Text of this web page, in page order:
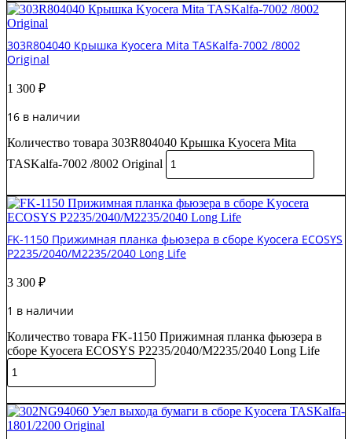
303R804040 Крышка Kyocera Mita TASKalfa-7002 /8002
Original
1 300 ₽
16 в наличии
Количество товара 303R804040 Крышка Kyocera Mita
TASKalfa-7002 /8002 Original
FK-1150 Прижимная планка фьюзера в сборе Kyocera ECOSYS
P2235/2040/M2235/2040 Long Life
3 300 ₽
1 в наличии
Количество товара FK-1150 Прижимная планка фьюзера в
сборе Kyocera ECOSYS P2235/2040/M2235/2040 Long Life